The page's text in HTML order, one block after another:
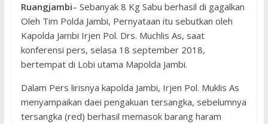
Ruangjambi– Sebanyak 8 Kg Sabu berhasil di gagalkan
Oleh Tim Polda Jambi, Pernyataan itu sebutkan oleh
Kapolda Jambi Irjen Pol. Drs. Muchlis As, saat
konferensi pers, selasa 18 september 2018,
bertempat di Lobi utama Mapolda Jambi.
Dalam Pers lirisnya kapolda Jambi, Irjen Pol. Muklis As
menyampaikan daei pengakuan tersangka, sebelumnya
tersangka (red) berhasil memasok barang haram